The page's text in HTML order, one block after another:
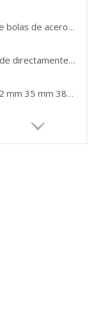
Cojinete rígido de bolas de acero inoxidable F682XZZ 2*5/6.1*2.3mm F683ZZ 3*7/8.1*3mm F684ZZ 4*9/10.3*4mm
El fabricante vende directamente rodamientos rígidos de bolas de acero inoxidable de alta precisión, resistentes a ácidos y álcalis
30 mm 31 mm 32 mm 35 mm 38 mm Bola de acero inoxidable SUS304 de alta calidad para rodamientos